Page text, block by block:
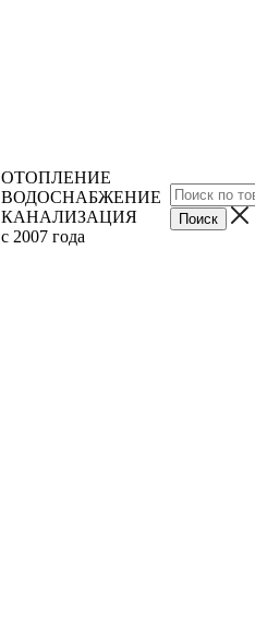
ОТОПЛЕНИЕ
ВОДОСНАБЖЕНИЕ
КАНАЛИЗАЦИЯ
с 2007 года